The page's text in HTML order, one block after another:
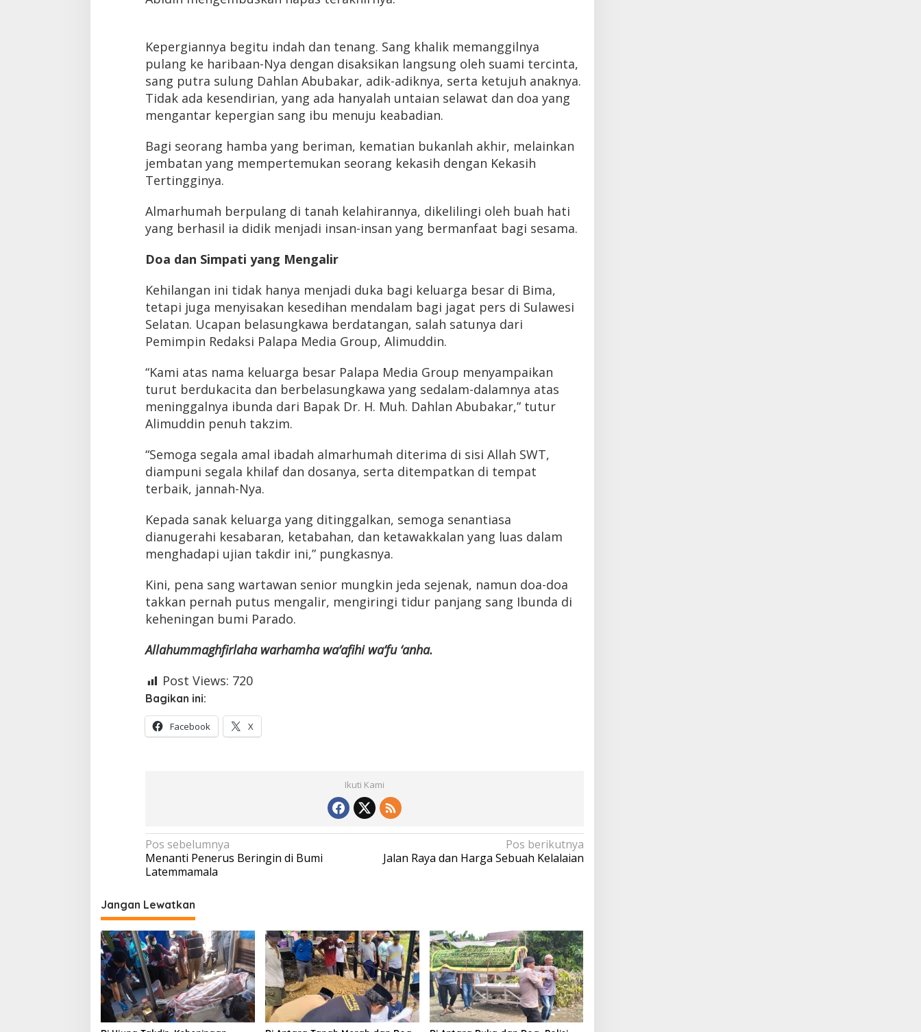
Kepergiannya begitu indah dan tenang. Sang khalik memanggilnya
pulang ke haribaan-Nya dengan disaksikan langsung oleh suami tercinta,
sang putra sulung Dahlan Abubakar, adik-adiknya, serta ketujuh anaknya.
Tidak ada kesendirian, yang ada hanyalah untaian selawat dan doa yang
mengantar kepergian sang ibu menuju keabadian.
Bagi seorang hamba yang beriman, kematian bukanlah akhir, melainkan
jembatan yang mempertemukan seorang kekasih dengan Kekasih
Tertingginya.
Almarhumah berpulang di tanah kelahirannya, dikelilingi oleh buah hati
yang berhasil ia didik menjadi insan-insan yang bermanfaat bagi sesama.
Doa dan Simpati yang Mengalir
Kehilangan ini tidak hanya menjadi duka bagi keluarga besar di Bima,
tetapi juga menyisakan kesedihan mendalam bagi jagat pers di Sulawesi
Selatan. Ucapan belasungkawa berdatangan, salah satunya dari
Pemimpin Redaksi Palapa Media Group, Alimuddin.
“Kami atas nama keluarga besar Palapa Media Group menyampaikan
turut berdukacita dan berbelasungkawa yang sedalam-dalamnya atas
meninggalnya ibunda dari Bapak Dr. H. Muh. Dahlan Abubakar,” tutur
Alimuddin penuh takzim.
“Semoga segala amal ibadah almarhumah diterima di sisi Allah SWT,
diampuni segala khilaf dan dosanya, serta ditempatkan di tempat
terbaik, jannah-Nya.
Kepada sanak keluarga yang ditinggalkan, semoga senantiasa
dianugerahi kesabaran, ketabahan, dan ketawakkalan yang luas dalam
menghadapi ujian takdir ini,” pungkasnya.
Kini, pena sang wartawan senior mungkin jeda sejenak, namun doa-doa
takkan pernah putus mengalir, mengiringi tidur panjang sang Ibunda di
keheningan bumi Parado.
Allahummaghfirlaha warhamha wa’afihi wa’fu ‘anha.
Post Views: 720
Bagikan ini:
Facebook X
Ikuti Kami
Navigasi
pos
Pos sebelumnya
Menanti Penerus Beringin di Bumi
Latemmamala
Pos berikutnya
Jalan Raya dan Harga Sebuah Kelalaian
Jangan Lewatkan